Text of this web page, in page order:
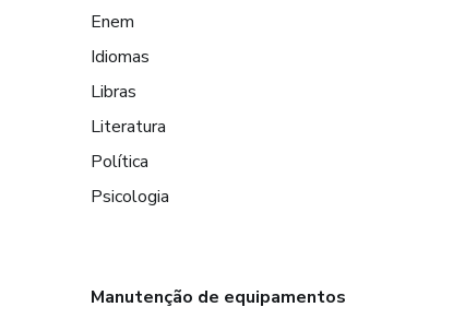
Enem
Idiomas
Libras
Literatura
Política
Psicologia
Manutenção de equipamentos